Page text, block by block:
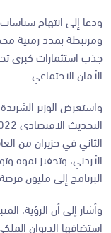
ودعا إلى انتهاج
ومرتبطة بمدد زمنية
جذب استثمارات كبرى
الأمان الاجتماعي.
واستعرض الوزير
الثاني في حزيران من
الأردني، وتحفيز نموه
البرنامج إلى مليون فرصة عمل بمعدل
وأشار إلى أن الرؤية،